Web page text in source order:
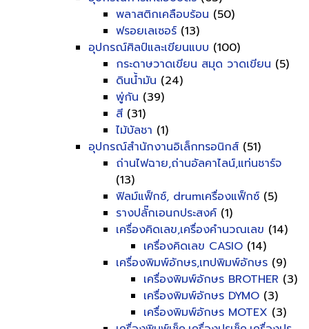
พลาสติกเคลือบร้อน (50)
ฟรอยเลเซอร์ (13)
อุปกรณ์ศิลป์และเขียนแบบ (100)
กระดาษวาดเขียน สมุด วาดเขียน (5)
ดินน้ำมัน (24)
พู่กัน (39)
สี (31)
ไม้บัลชา (1)
อุปกรณ์สำนักงานอิเล็กทรอนิกส์ (51)
ถ่านไฟฉาย,ถ่านอัลคาไลน์,แท่นชาร์จ
(13)
ฟิลม์แฟ็กซ์, drumเครื่องแฟ็กซ์ (5)
รางปลั๊กเอนกประสงค์ (1)
เครื่องคิดเลข,เครื่องคำนวณเลข (14)
เครื่องคิดเลข CASIO (14)
เครื่องพิมพ์อักษร,เทปพิมพ์อักษร (9)
เครื่องพิมพ์อักษร BROTHER (3)
เครื่องพิมพ์อักษร DYMO (3)
เครื่องพิมพ์อักษร MOTEX (3)